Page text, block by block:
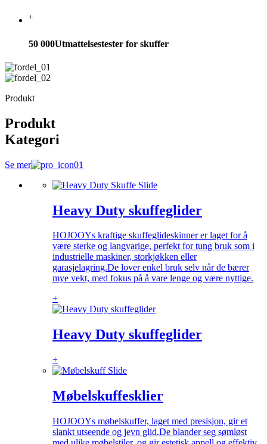
+
50 000Utmattelsestester for skuffer
Produkt
Produkt
Kategori
Se mer
Heavy Duty skuffeglider
HOJOOYs kraftige skuffeglideskinner er laget for å
være sterke og langvarige, perfekt for tung bruk som i
industrielle maskiner, storkjøkken eller
garasjelagring.De lover enkel bruk selv når de bærer
mye vekt, med fokus på å vare lenge og være nyttige.
+
Heavy Duty skuffeglider
+
Møbelskuffesklier
HOJOOYs møbelskuffer, laget med presisjon, gir et
slankt utseende og jevn glid.De blander seg sømløst